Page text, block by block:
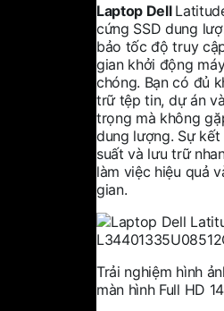
Laptop Dell
cứng SSD dung
bảo tốc độ truy
gian khởi động
chóng. Bạn có đủ
trữ tệp tin, dự án
trọng mà không
dung lượng. Sự
suất và lưu trữ
làm việc hiệu quả
gian.
Trải nghiệm hình
màn hình Full HD